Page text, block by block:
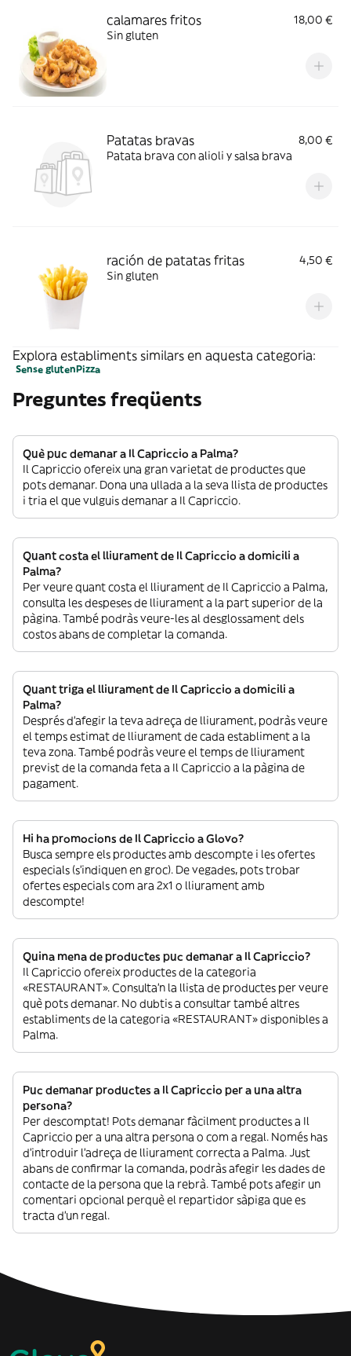
calamares fritos
18,00 €
Sin gluten
Patatas bravas
8,00 €
Patata brava con alioli y salsa brava
ración de patatas fritas
4,50 €
Sin gluten
Explora establiments similars en aquesta categoria:
Sense glutenPizza
Preguntes freqüents
Què puc demanar a Il Capriccio a Palma?
Il Capriccio ofereix una gran varietat de productes que
pots demanar. Dona una ullada a la seva llista de productes
i tria el que vulguis demanar a Il Capriccio.
Quant costa el lliurament de Il Capriccio a domicili a
Palma?
Per veure quant costa el lliurament de Il Capriccio a Palma,
consulta les despeses de lliurament a la part superior de la
pàgina. També podràs veure-les al desglossament dels
costos abans de completar la comanda.
Quant triga el lliurament de Il Capriccio a domicili a
Palma?
Després d’afegir la teva adreça de lliurament, podràs veure
el temps estimat de lliurament de cada establiment a la
teva zona. També podràs veure el temps de lliurament
previst de la comanda feta a Il Capriccio a la pàgina de
pagament.
Hi ha promocions de Il Capriccio a Glovo?
Busca sempre els productes amb descompte i les ofertes
especials (s’indiquen en groc). De vegades, pots trobar
ofertes especials com ara 2x1 o lliurament amb
descompte!
Quina mena de productes puc demanar a Il Capriccio?
Il Capriccio ofereix productes de la categoria
«RESTAURANT». Consulta’n la llista de productes per veure
què pots demanar. No dubtis a consultar també altres
establiments de la categoria «RESTAURANT» disponibles a
Palma.
Puc demanar productes a Il Capriccio per a una altra
persona?
Per descomptat! Pots demanar fàcilment productes a Il
Capriccio per a una altra persona o com a regal. Només has
d’introduir l’adreça de lliurament correcta a Palma. Just
abans de confirmar la comanda, podràs afegir les dades de
contacte de la persona que la rebrà. També pots afegir un
comentari opcional perquè el repartidor sàpiga que es
tracta d’un regal.